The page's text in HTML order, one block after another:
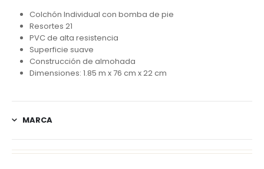
Colchón Individual con bomba de pie
Resortes 21
PVC de alta resistencia
Superficie suave
Construcción de almohada
Dimensiones: 1.85 m x 76 cm x 22 cm
MARCA